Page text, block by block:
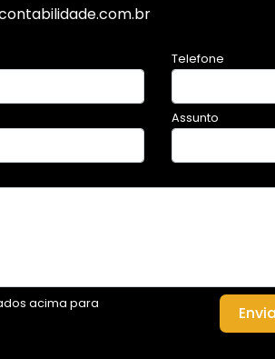
Telefone
Assunto
acima para